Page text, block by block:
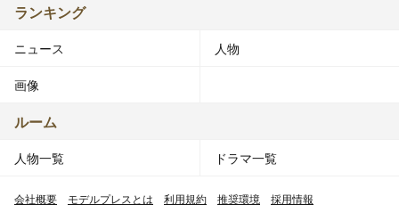
ランキング
ニュース 人物
画像
ルーム
人物一覧 ドラマ一覧
会社概要 モデルプレスとは 利用規約 推奨環境 採用情報